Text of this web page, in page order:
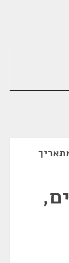
ועדה של הכנסת ה-9 מתאריך